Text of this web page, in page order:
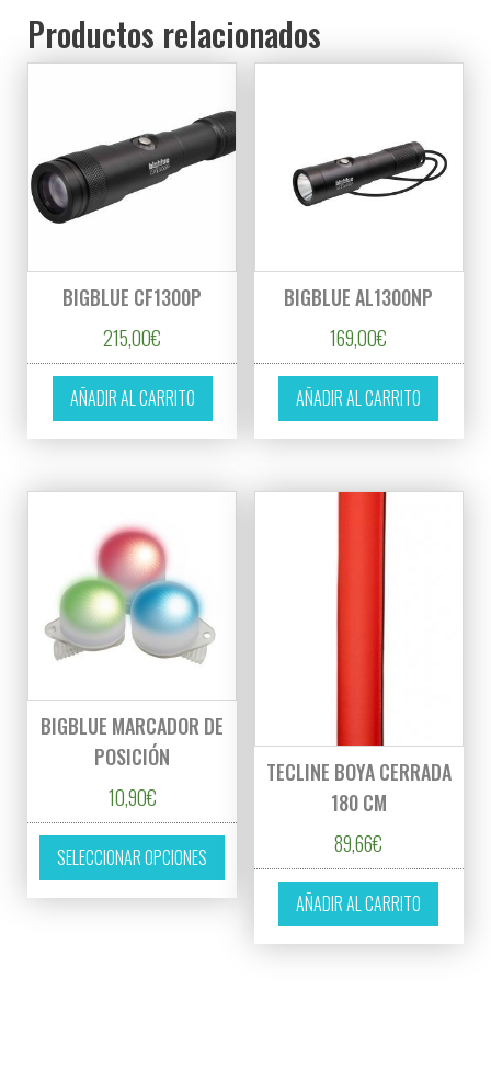
Productos relacionados
BIGBLUE CF1300P
215,00€
AÑADIR AL CARRITO
BIGBLUE AL1300NP
169,00€
AÑADIR AL CARRITO
BIGBLUE MARCADOR DE
POSICIÓN
10,90€
SELECCIONAR OPCIONES
Este producto tiene múltiples variantes.
TECLINE BOYA CERRADA
180 CM
89,66€
AÑADIR AL CARRITO